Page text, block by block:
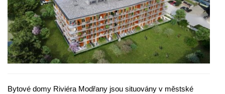
Bytové domy Riviéra Modřany jsou situovány v městské